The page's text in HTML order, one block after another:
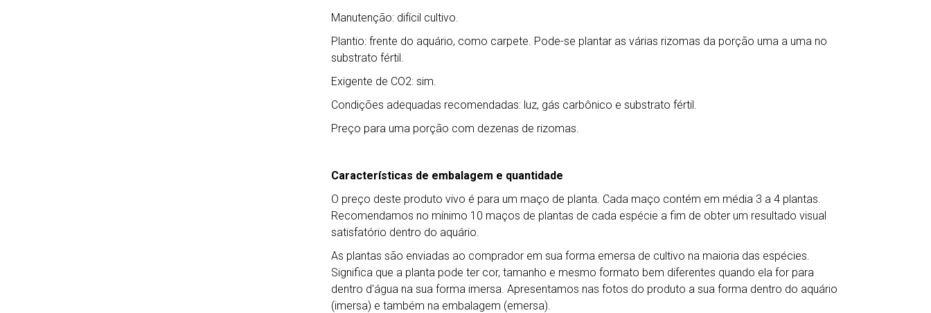
Manutenção: difícil cultivo.
Plantio: frente do aquário, como carpete. Pode-se plantar as várias rizomas da porção uma a uma no
substrato fértil.
Exigente de CO2: sim.
Condições adequadas recomendadas: luz, gás carbônico e substrato fértil.
Preço para uma porção com dezenas de rizomas.
Características de embalagem e quantidade
O preço deste produto vivo é para um maço de planta. Cada maço contém em média 3 a 4 plantas.
Recomendamos no mínimo 10 maços de plantas de cada espécie a fim de obter um resultado visual
satisfatório dentro do aquário.
As plantas são enviadas ao comprador em sua forma emersa de cultivo na maioria das espécies.
Significa que a planta pode ter cor, tamanho e mesmo formato bem diferentes quando ela for para
dentro d'água na sua forma imersa. Apresentamos nas fotos do produto a sua forma dentro do aquário
(imersa) e também na embalagem (emersa).